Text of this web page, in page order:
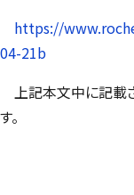
https://
04-21b
上記本文中に記載
す。